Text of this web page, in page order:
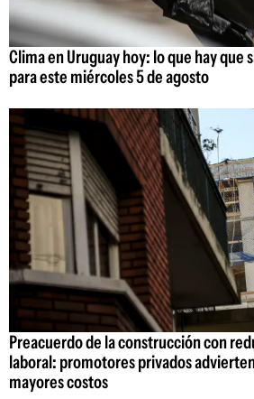
Clima en Uruguay hoy: lo que hay que
para este miércoles 5 de agosto
Preacuerdo de la construcción con
laboral: promotores privados
mayores costos